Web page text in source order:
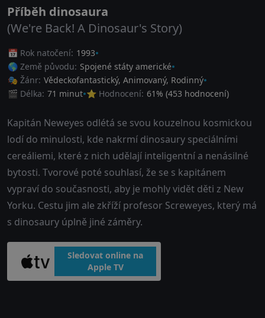
Příběh dinosaura
(We're Back! A Dinosaur's Story)
📅 Rok natočení: 1993
🌎 Země původu: Spojené státy americké
🎭 Žánr: Vědeckofantastický, Animovaný, Rodinný
🎬 Délka: 71 minut ⭐ Hodnocení: 61% (453 hodnocení)
Kapitán Neweyes odlétá se svou kouzelnou kosmickou
lodí do minulosti, kde nakrmí dinosaury speciálními
cereáliemi, které z nich udělají inteligentní a nenásilné
bytosti. Tvorové poté souhlasí, že se s kapitánem
vypraví do současnosti, aby je mohly vidět děti z New
Yorku. Cestu jim ale zkříží profesor Screweyes, který má
s dinosaury úplně jiné záměry.
Sledovat online na
Apple TV